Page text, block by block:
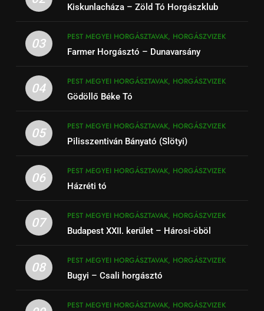
Kiskunlacháza – Zöld Tó Horgászklub
03
PEST MEGYEI HORGÁSZTAVAK, HORGÁSZVIZEK
Farmer Horgásztó – Dunavarsány
04
PEST MEGYEI HORGÁSZTAVAK, HORGÁSZVIZEK
Gödöllő Béke Tó
05
PEST MEGYEI HORGÁSZTAVAK, HORGÁSZVIZEK
Pilisszentiván Bányató (Slötyi)
06
PEST MEGYEI HORGÁSZTAVAK, HORGÁSZVIZEK
Házréti tó
07
PEST MEGYEI HORGÁSZTAVAK, HORGÁSZVIZEK
Budapest XXII. kerület – Hárosi-öböl
08
PEST MEGYEI HORGÁSZTAVAK, HORGÁSZVIZEK
Bugyi – Csali horgásztó
PEST MEGYEI HORGÁSZTAVAK, HORGÁSZVIZEK